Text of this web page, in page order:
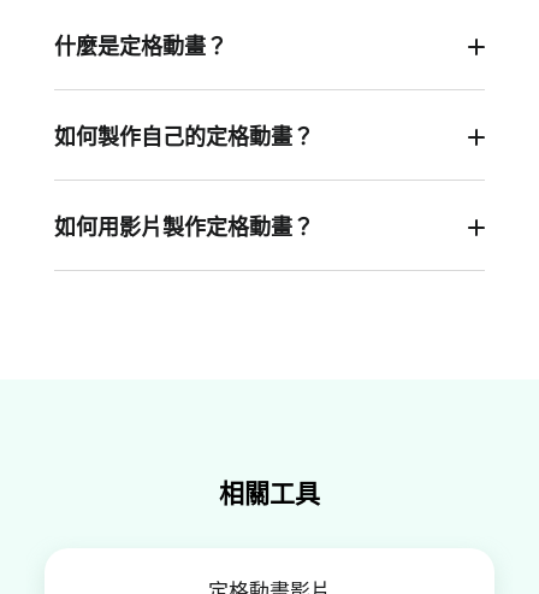
什麼是定格動畫？
按順序排列照片進行播放以產生運動的幻覺。
如何製作自己的定格動畫？
後輕微移動拍攝對象再次拍照，反復持續這一流
如何用影片製作定格動畫？
相關工具